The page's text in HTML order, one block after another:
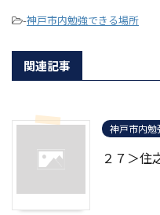
-神戸市内勉強できる場所
関連記事
神戸市内勉
２７＞住